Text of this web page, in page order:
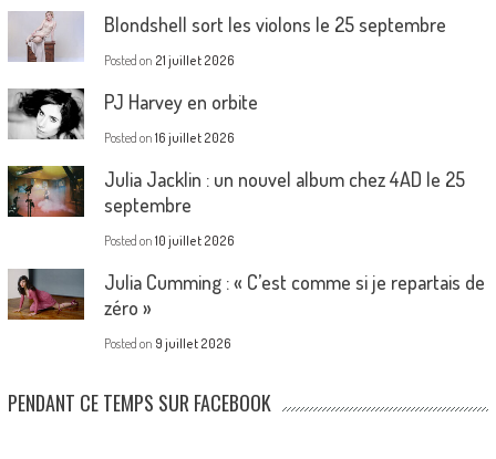
Blondshell sort les violons le 25 septembre
Posted on 21 juillet 2026
PJ Harvey en orbite
Posted on 16 juillet 2026
Julia Jacklin : un nouvel album chez 4AD le 25
septembre
Posted on 10 juillet 2026
Julia Cumming : « C’est comme si je repartais de
zéro »
Posted on 9 juillet 2026
PENDANT CE TEMPS SUR FACEBOOK